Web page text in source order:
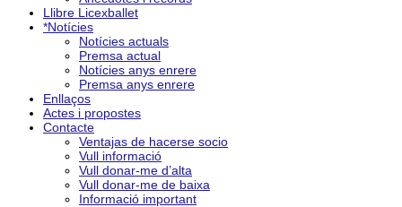
Llibre Licexballet
*Notícies
Notícies actuals
Premsa actual
Notícies anys enrere
Premsa anys enrere
Enllaços
Actes i propostes
Contacte
Ventajas de hacerse socio
Vull informació
Vull donar-me d’alta
Vull donar-me de baixa
Informació important